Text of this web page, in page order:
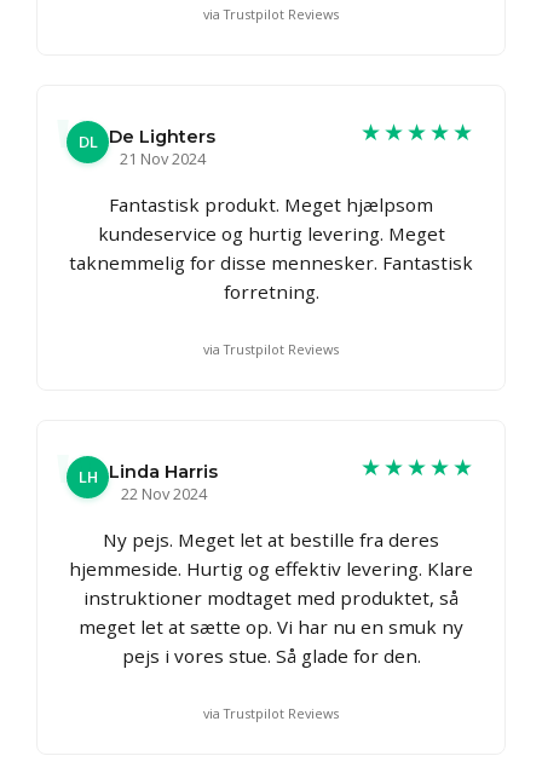
via Trustpilot Reviews
DL De Lighters
21 Nov 2024
★★★★★
Fantastisk produkt. Meget hjælpsom
kundeservice og hurtig levering. Meget
taknemmelig for disse mennesker. Fantastisk
forretning.
via Trustpilot Reviews
LH
Linda Harris
22 Nov 2024
★★★★★
Ny pejs. Meget let at bestille fra deres
hjemmeside. Hurtig og effektiv levering. Klare
instruktioner modtaget med produktet, så
meget let at sætte op. Vi har nu en smuk ny
pejs i vores stue. Så glade for den.
via Trustpilot Reviews